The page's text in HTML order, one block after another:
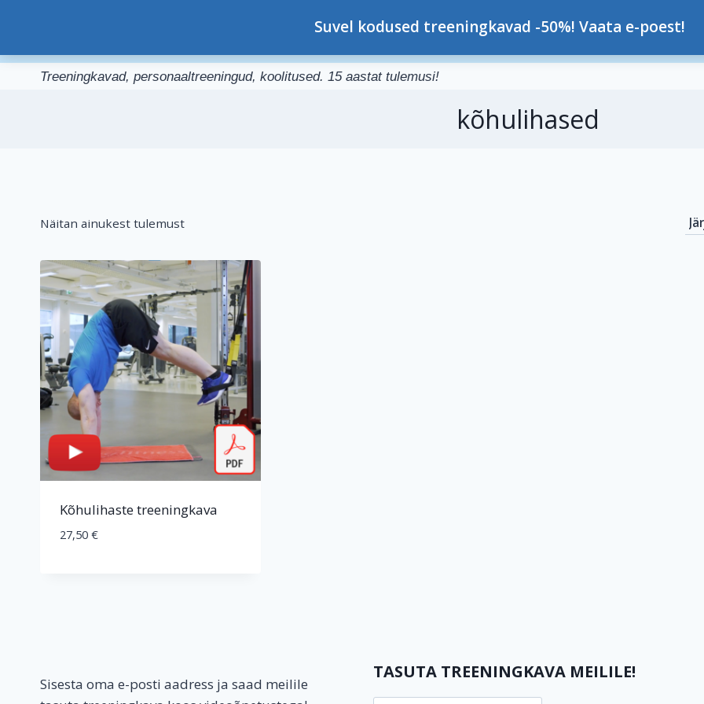
content
Personaaltreener Kristjan-Johannes Konsap Minust Teenused
Treeningkavad, personaaltreeningud, koolitused. 15 aastat tulemusi!
kõhulihased
Näitan ainukest tulemust
Kõhulihaste treeningkava
27,50 €
Sisesta oma e-posti aadress ja saad meilile
TASUTA TREENINGKAVA MEILILE!
Suvel kodused treeningkavad -50%! Vaata e-poest!